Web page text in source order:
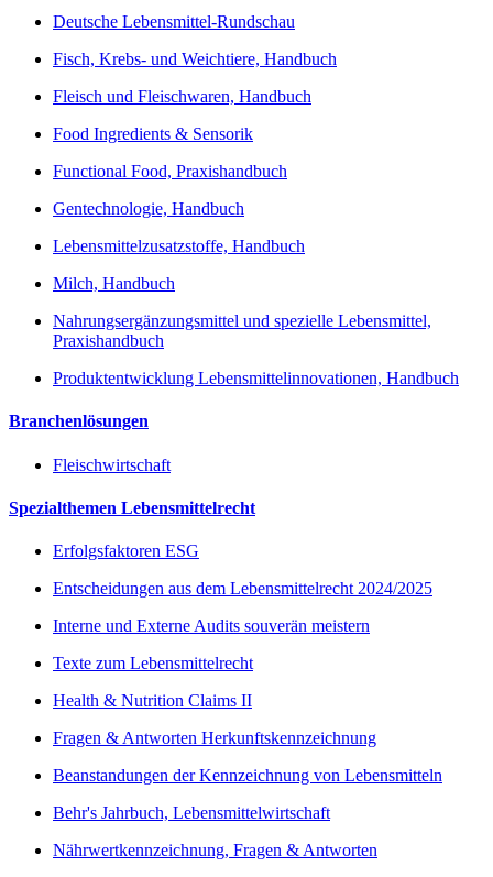
Deutsche Lebensmittel-Rundschau
Fisch, Krebs- und Weichtiere, Handbuch
Fleisch und Fleischwaren, Handbuch
Food Ingredients & Sensorik
Functional Food, Praxishandbuch
Gentechnologie, Handbuch
Lebensmittelzusatzstoffe, Handbuch
Milch, Handbuch
Nahrungsergänzungsmittel und spezielle Lebensmittel,
Praxishandbuch
Produktentwicklung Lebensmittelinnovationen, Handbuch
Branchenlösungen
Fleischwirtschaft
Spezialthemen Lebensmittelrecht
Erfolgsfaktoren ESG
Entscheidungen aus dem Lebensmittelrecht 2024/2025
Interne und Externe Audits souverän meistern
Texte zum Lebensmittelrecht
Health & Nutrition Claims II
Fragen & Antworten Herkunftskennzeichnung
Beanstandungen der Kennzeichnung von Lebensmitteln
Behr's Jahrbuch, Lebensmittelwirtschaft
Nährwertkennzeichnung, Fragen & Antworten